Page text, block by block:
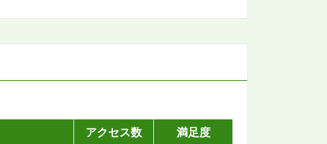
アクセス数 満足度